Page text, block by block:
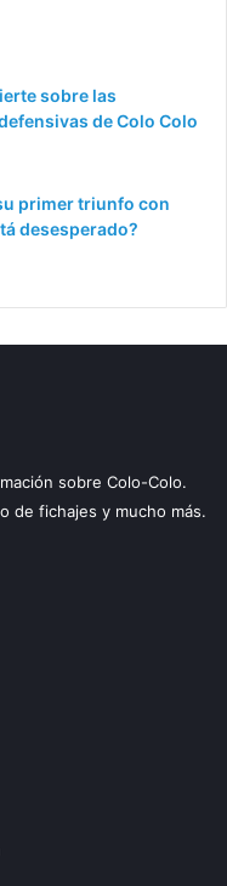
sobre las
de Colo Colo
primer triunfo con
desesperado?
sobre Colo-Colo.
de fichajes y mucho más.